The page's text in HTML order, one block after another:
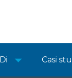
Di Casi